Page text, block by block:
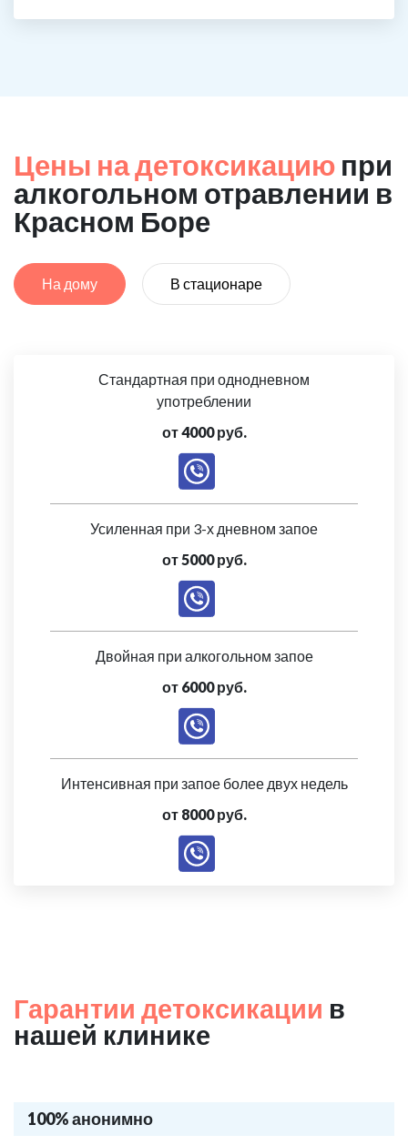
Цены на детоксикацию при
алкогольном отравлении в
Красном Боре
На дому В стационаре
Стандартная при однодневном
употреблении
от 4000 руб.
Усиленная при 3-х дневном запое
от 5000 руб.
Двойная при алкогольном запое
от 6000 руб.
Интенсивная при запое более двух недель
от 8000 руб.
Гарантии детоксикации в
нашей клинике
100% анонимно